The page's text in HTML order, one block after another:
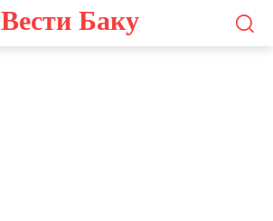
Вести Баку